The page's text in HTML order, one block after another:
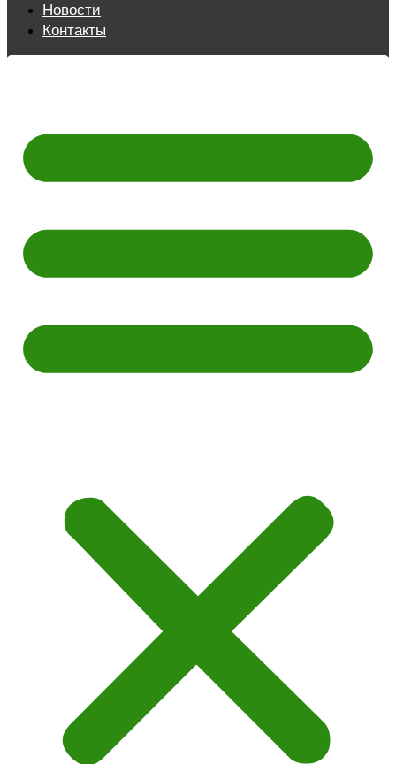
Новости
Контакты